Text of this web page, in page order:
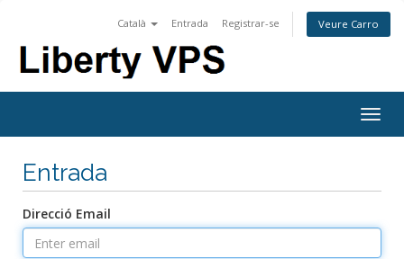
Català Entrada Registrar-se Veure Carro
Entrada
Direcció Email